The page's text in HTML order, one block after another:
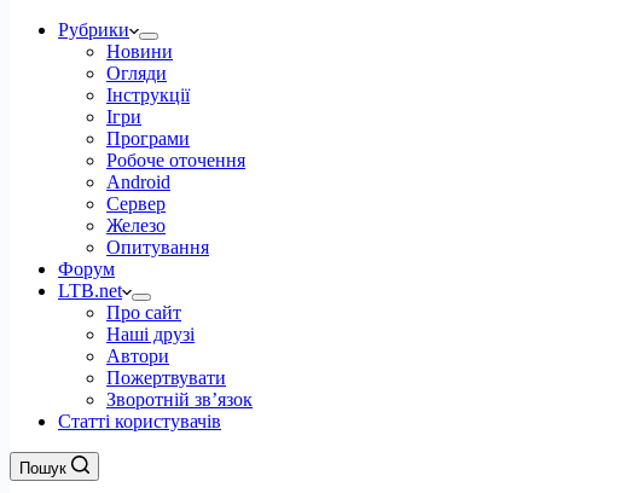
Рубрики
Новини
Огляди
Інструкції
Ігри
Програми
Робоче оточення
Android
Сервер
Железо
Опитування
Форум
LTB.net
Про сайт
Наші друзі
Автори
Пожертвувати
Зворотній зв’язок
Статті користувачів
Пошук